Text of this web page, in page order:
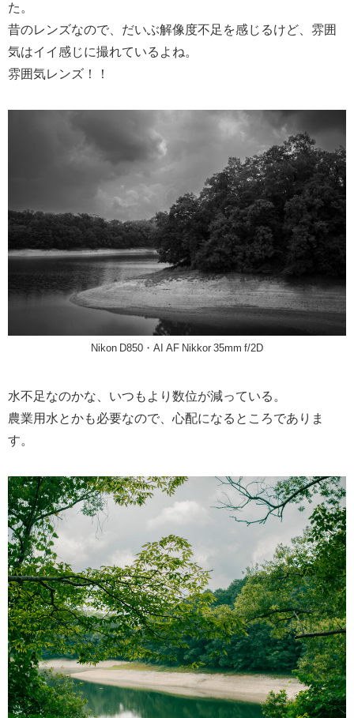
た。
昔のレンズなので、だいぶ解像度不足を感じるけど、雰囲
気はイイ感じに撮れているよね。
雰囲気レンズ！！
Nikon D850・AI AF Nikkor 35mm f/2D
水不足なのかな、いつもより数位が減っている。
農業用水とかも必要なので、心配になるところでありま
す。